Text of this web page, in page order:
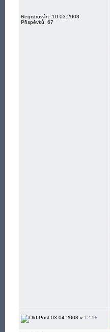
Registrován: 10.03.2003
Příspěvků: 67
03.04.2003 v 12:18